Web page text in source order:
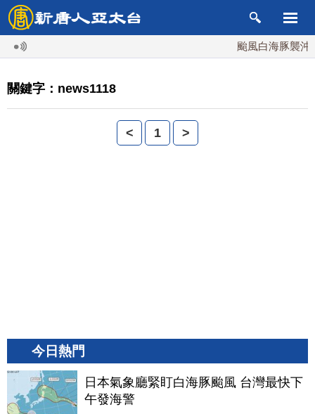
颱風白海豚襲沖
關鍵字：news1118
< 1 >
今日熱門
日本氣象廳緊盯白海豚颱風 台灣最快下
午發海警